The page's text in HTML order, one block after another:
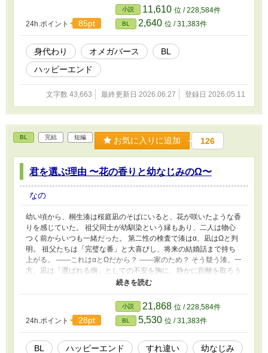
24h.ポイント 85pt
小説 11,610 位 / 228,584件
BL 2,640 位 / 31,383件
身代わり オメガバース
BL
ハッピーエンド
文字数 43,663 最終更新日 2026.06.27 登録日 2026.05.11
BL 完結 短編 お気に入りに追加 126
君を選ぶ理由 〜花の香りと幼なじみのΩ〜
なの
幼い頃から、桐生湊は桜庭凪のそばにいると、花が咲いたような香
りを感じていた。 祖父同士が幼馴染という縁もあり、二人は物心
つく前からいつも一緒だった。 第二性の検査で湊はα、凪はΩと判
明。 祖父たちは「完璧な番」と大喜びし、将来の結婚話まで持ち
上がる。 ――これはαとΩだから？ ――家のため？ そう疑う湊。一
方、凪は「選ばれる側」としての不安を胸に、静かに距離を取ろう
とする。 湊の兄・颯の存在も、二人のすれ違いを加速させる。 花
の香りの奥に隠れた本当の気持ち。 役割や運命ではなく、「君だ
から」と選び直す、 幼馴染オメガバースBL
24h.ポイント 28pt
小説 21,868 位 / 228,584件
BL 5,530 位 / 31,383件
BL ハッピーエンド すれ違い 幼なじみ